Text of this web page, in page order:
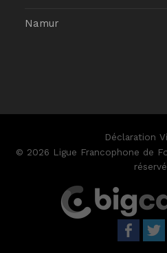
Namur
Déclaration
© 2026 Ligue Francophone de